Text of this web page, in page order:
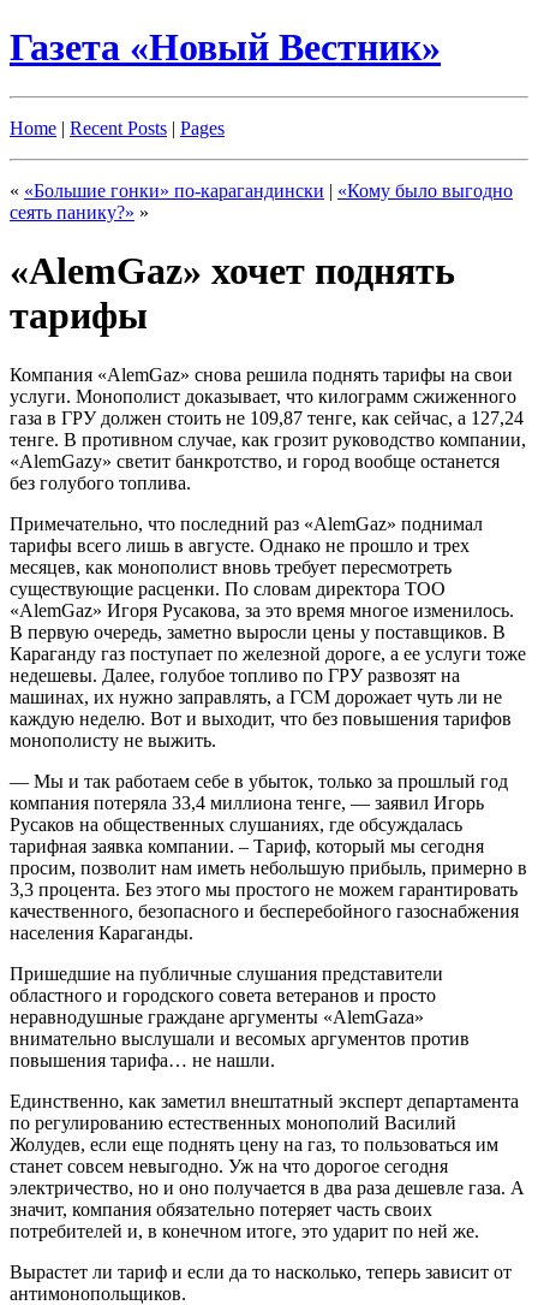
Газета «Новый Вестник»
Home | Recent Posts | Pages
« «Большие гонки» по-карагандински | «Кому было выгодно
сеять панику?» »
«AlemGaz» хочет поднять
тарифы
Компания «AlemGaz» снова решила поднять тарифы на свои
услуги. Монополист доказывает, что килограмм сжиженного
газа в ГРУ должен стоить не 109,87 тенге, как сейчас, а 127,24
тенге. В противном случае, как грозит руководство компании,
«AlemGazу» светит банкротство, и город вообще останется
без голубого топлива.
Примечательно, что последний раз «AlemGaz» поднимал
тарифы всего лишь в августе. Однако не прошло и трех
месяцев, как монополист вновь требует пересмотреть
существующие расценки. По словам директора ТОО
«AlemGaz» Игоря Русакова, за это время многое изменилось.
В первую очередь, заметно выросли цены у поставщиков. В
Караганду газ поступает по железной дороге, а ее услуги тоже
недешевы. Далее, голубое топливо по ГРУ развозят на
машинах, их нужно заправлять, а ГСМ дорожает чуть ли не
каждую неделю. Вот и выходит, что без повышения тарифов
монополисту не выжить.
— Мы и так работаем себе в убыток, только за прошлый год
компания потеряла 33,4 миллиона тенге, — заявил Игорь
Русаков на общественных слушаниях, где обсуждалась
тарифная заявка компании. – Тариф, который мы сегодня
просим, позволит нам иметь небольшую прибыль, примерно в
3,3 процента. Без этого мы простого не можем гарантировать
качественного, безопасного и бесперебойного газоснабжения
населения Караганды.
Пришедшие на публичные слушания представители
областного и городского совета ветеранов и просто
неравнодушные граждане аргументы «AlemGazа»
внимательно выслушали и весомых аргументов против
повышения тарифа… не нашли.
Единственно, как заметил внештатный эксперт департамента
по регулированию естественных монополий Василий
Жолудев, если еще поднять цену на газ, то пользоваться им
станет совсем невыгодно. Уж на что дорогое сегодня
электричество, но и оно получается в два раза дешевле газа. А
значит, компания обязательно потеряет часть своих
потребителей и, в конечном итоге, это ударит по ней же.
Вырастет ли тариф и если да то насколько, теперь зависит от
антимонопольщиков.